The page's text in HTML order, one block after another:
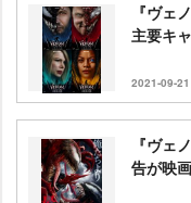
『ヴェ
主要キ
2021-09-21
『ヴェ
告が映